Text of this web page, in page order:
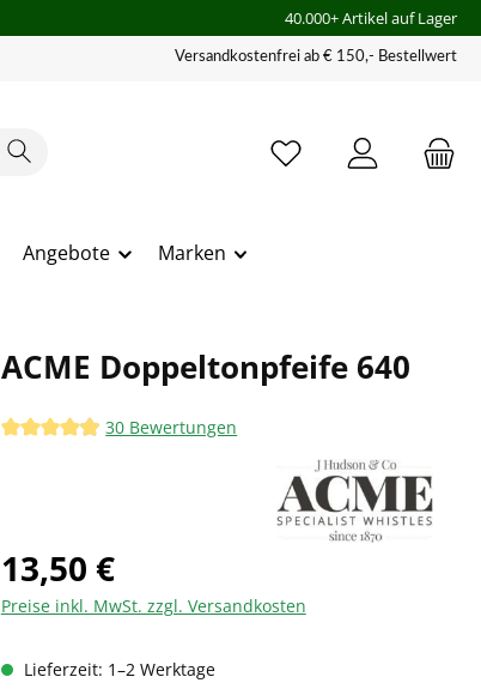
40.000+ Artikel auf Lager
Versandkostenfrei ab € 150,- Bestellwert
Angebote Marken
ACME Doppeltonpfeife 640
Durchschnittliche Bewertung von 4.97 von 5 Sternen
30 Bewertungen
13,50 €
Preise inkl. MwSt. zzgl. Versandkosten
Lieferzeit: 1–2 Werktage